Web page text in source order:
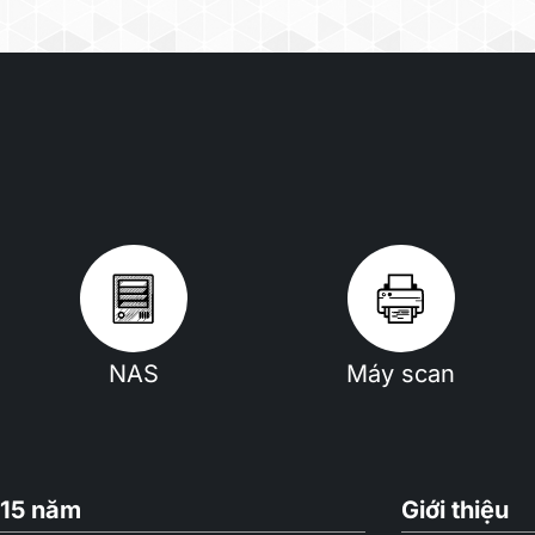
74.40 BTU/hr
Storage Temperature
-20°C to 60°C (-
Relative Humidity
5% to 95% RH
Certification
RCM
NAS Máy scan
15 năm Giới thiệu